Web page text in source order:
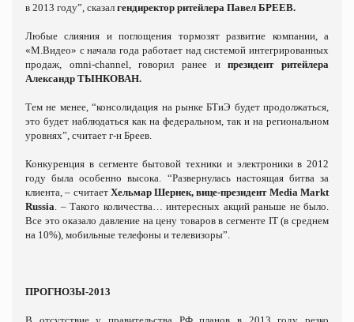
в 2013 году”, сказал гендиректор ритейлера Павел БРЕЕВ.
Любые слияния и поглощения тормозят развитие компании, а
«М.Видео» с начала года работает над системой интегрированных
продаж, omni-channel, говорил ранее ипрезидент ритейлера
Александр ТЫНКОВАН.
Тем не менее, “консолидация на рынке БТиЭ будет продолжаться,
это будет наблюдаться как на федеральном, так и на региональном
уровнях”, считает г-н Бреев.
Конкуренция в сегменте бытовой техники и электроники в 2012
году была особенно высока. “Развернулась настоящая битва за
клиента, – считает Хельмар Шернек, вице-президент Media Markt
Russia . – Такого количества… интересных акций раньше не было.
Все это оказало давление на цену товаров в сегменте IT (в среднем
на 10%), мобильные телефоны и телевизоры”.
ПРОГНОЗЫ-2013